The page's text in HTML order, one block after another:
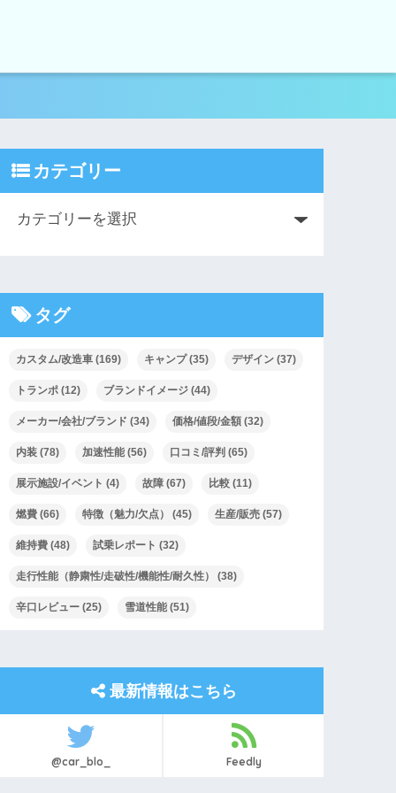
カテゴリー
タグ
カスタム/改造車 (169) キャンプ(35) デザイン (37)
トランポ (12) ブランドイメージ (44)
メーカー/会社/ブランド (34) 価格/値段/金額 (32)
内装 (78) 加速性能 (56) 口コミ/評判 (65)
展示施設/イベント (4) 故障 (67) 比較 (11)
燃費 (66) 特徴（魅力/欠点） (45) 生産/販売 (57)
維持費 (48) 試乗レポート (32)
走行性能（静粛性/走破性/機能性/耐久性） (38)
辛口レビュー (25) 雪道性能 (51)
最新情報はこちら
@car_blo_ Feedly